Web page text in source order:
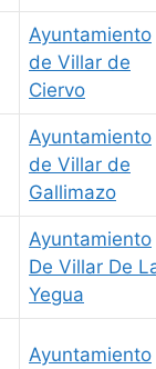
Ayuntamiento
de Villar de
Ciervo
Ayuntamiento
de Villar de
Gallimazo
Ayuntamiento
De Villar De
Yegua
Ayuntamiento